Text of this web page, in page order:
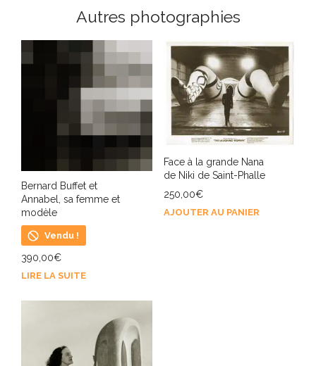
Autres photographies
Bernard Buffet et
Annabel, sa femme et
modèle
Vendu !
390,00€
LIRE LA SUITE
Face à la grande Nana
de Niki de Saint-Phalle
250,00€
AJOUTER AU PANIER